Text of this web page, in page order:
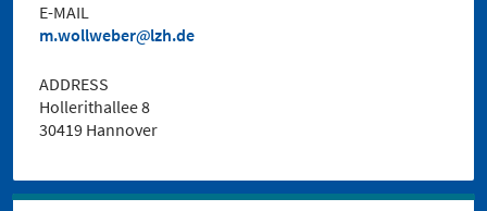
E-MAIL
m.wollweber
lzh.de
ADDRESS
Hollerithallee 8
30419 Hannover